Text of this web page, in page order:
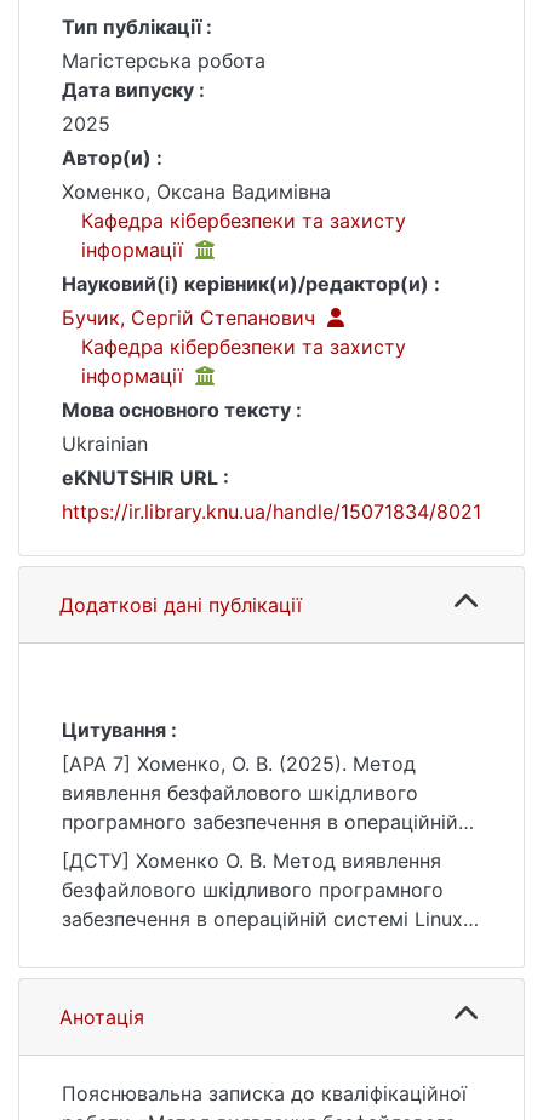
Тип публікації :
Магістерська робота
Дата випуску :
2025
Автор(и) :
Хоменко, Оксана Вадимівна
Кафедра кібербезпеки та захисту
інформації
Науковий(і) керівник(и)/редактор(и) :
Бучик, Сергій Степанович
Кафедра кібербезпеки та захисту
інформації
Мова основного тексту :
Ukrainian
eKNUTSHIR URL :
https://ir.library.knu.ua/handle/15071834/8021
Додаткові дані публікації
Цитування :
[APA 7] Хоменко, О. В. (2025). Метод
виявлення безфайлового шкідливого
програмного забезпечення в операційній
системі Linux [Магістерська робота,
Київський національний університет імені
Тараса Шевченка]. eKNUTSHIR.
https://ir.library.knu.ua/handle/15071834/8021
[ДСТУ] Хоменко О. В. Метод виявлення
безфайлового шкідливого програмного
забезпечення в операційній системі Linux :
Кібербезпека та захист інформації / наук.
кер. С. С. Бучик. Київ, 2025. 103 с. URL:
https://ir.library.knu.ua/handle/15071834/8021
Анотація
Пояснювальна записка до кваліфікаційної